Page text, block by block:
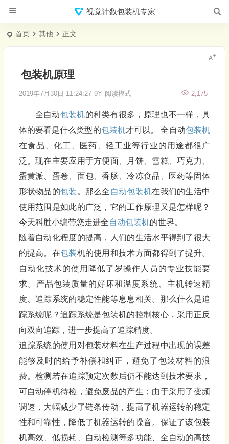
视觉计数包装机专家
首页 其他 正文
包装机原理
2019年7月30日 11:24:27 9Y 2,175
阅读模式
全自动包装机的种类有很多，原理也不一样，具
体的要看是什么类型的包装机才可以。 全自动包装机
在食品、化工、医药、轻工业等行业的用途都很广
泛。现在主要应用于方便面、月饼、雪糕、巧克力、
蛋黄派、蛋卷、面包、香肠、冷冻食品、医药等固体
形状物品的包装 。那么全 自动包装机在我们的生活中
使用范围是如此的广泛，它的工作原理又是怎样呢？
今天科胜小编带您走进全自动包装机的世界。
随着自动化程度的提高，人们的生活水平得到了很大
的提高。在包装机的使用和技术方面都得到了提升。
自动化技术的使用降低了岁操作人员的专业技能要
求。产品包装质量的好坏和温度系统、主机转速精
度、追踪系统的稳定性能等息息相关。那么什么是追
踪系统呢？追踪系统是包装机的控制核心，采用正反
向双向追踪，进一步提高了追踪精度。
追踪系统的使用对包装材料在生产过程中出现的误差
能够及时的给予补偿和纠正，避免了包装材料的浪
费。检测若在追踪预定次数后仍不能达到技术要求，
可自动停机待检，避免废品的产生；由于采用了变频
调速，大幅减少了链条传动，提高了机器运转的稳定
性和可靠性，降低了机器运转的噪音。保证了该包装
机高效、低损耗、自动检测等多功能、全自动的高技